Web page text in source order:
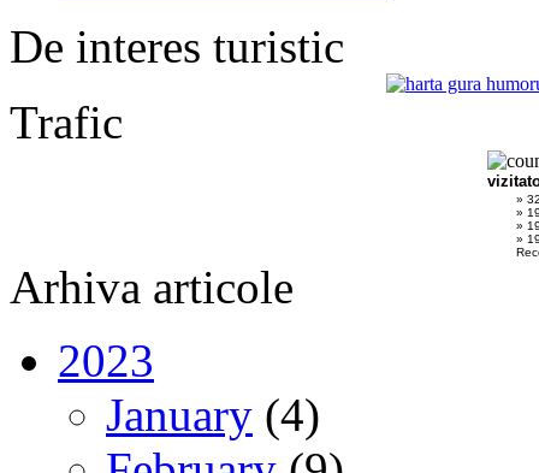
De interes turistic
Trafic
»
»
»
»
Arhiva articole
2023
January (4)